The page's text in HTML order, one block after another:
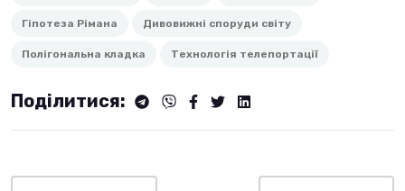
Гіпотеза Рімана Дивовижні споруди світу
Полігональна кладка Технологія телепортації
Поділитися: